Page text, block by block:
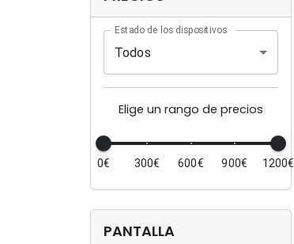
Estado de los dispositivos
Todos
Elige un rango de precios
0€ 300€ 600€ 900€ 1200€
PANTALLA